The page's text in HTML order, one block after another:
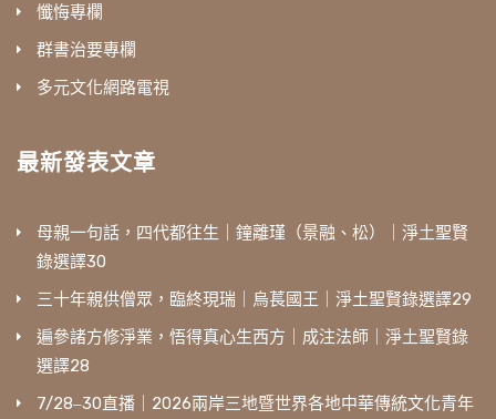
懺悔專欄
群書治要專欄
多元文化網路電視
最新發表文章
母親一句話，四代都往生｜鐘離瑾（景融、松）｜淨土聖賢
錄選譯30
三十年親供僧眾，臨終現瑞｜烏萇國王｜淨土聖賢錄選譯29
遍參諸方修淨業，悟得真心生西方｜成注法師｜淨土聖賢錄
選譯28
7/28‒30直播｜2026兩岸三地暨世界各地中華傳統文化青年